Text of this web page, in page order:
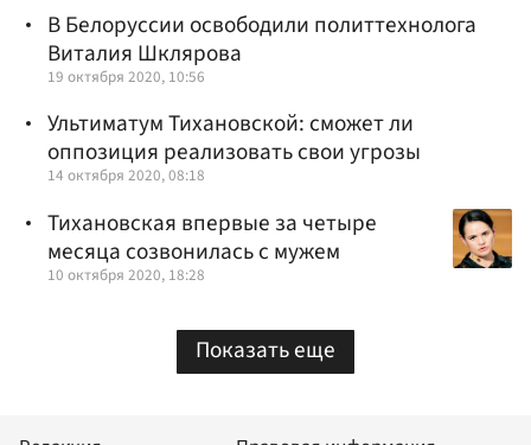
В Белоруссии освободили политтехнолога
Виталия Шклярова
19 октября 2020, 10:56
Ультиматум Тихановской: сможет ли
оппозиция реализовать свои угрозы
14 октября 2020, 08:18
Тихановская впервые за четыре
месяца созвонилась с мужем
10 октября 2020, 18:28
Показать еще